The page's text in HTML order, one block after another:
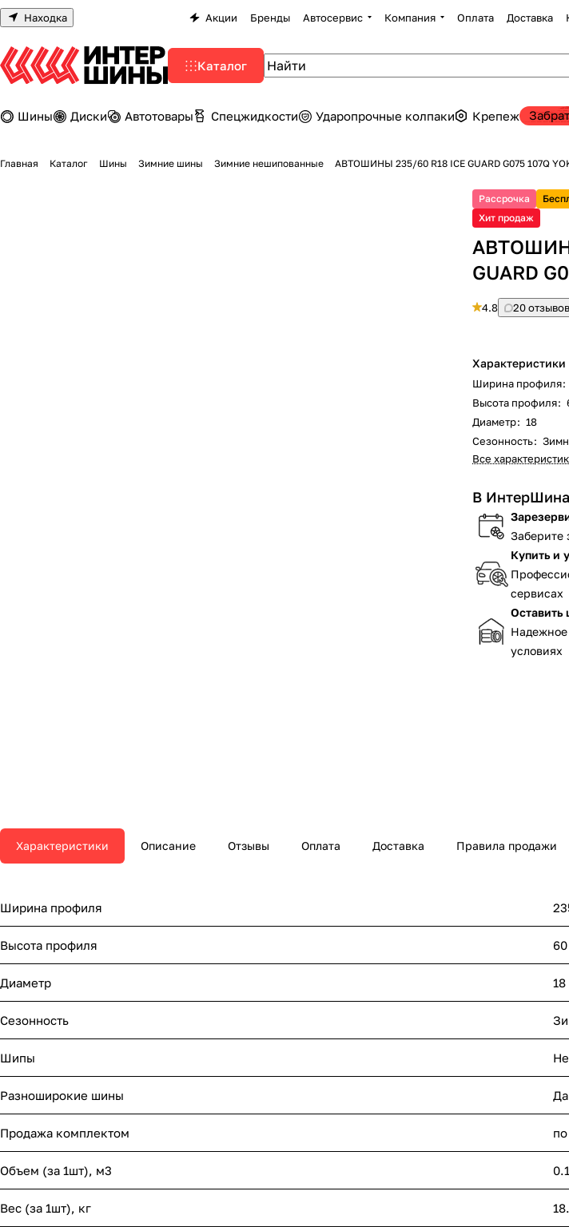
Находка Акции Бренды Автосервис Компания Оплата Доставка
Каталог
Шины Диски Автотовары Спецжидкости Ударопрочные колпаки Крепеж
Главная Каталог Шины Зимние шины Зимние нешипованные АВТОШИНЫ 235/60 R18 ICE GUARD G075 107Q
Рассрочка
Хит продаж
GUARD
4.8 20 отзывов
Характеристики
Ширина профиля:
Высота профиля:
Диаметр: 18
Сезонность:
Все
В
Заберите
Купить и
сервисах
Надежное
условиях
Характеристики Описание Отзывы Оплата Доставка Правила продажи
Ширина профиля
Высота профиля 60
Диаметр 18
Сезонность
Шипы
Разноширокие шины Да
Продажа комплектом
Объем (за 1шт), м3
Вес (за 1шт), кг